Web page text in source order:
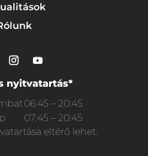
nyitvatartás*
06:45 – 20:45
07:45 – 20:45
eltérő lehet.